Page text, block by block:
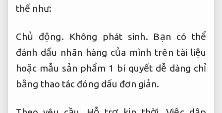
thế như:
Chủ động. Không phát sinh. Bạn có thể
đánh dấu nhãn hàng của mình trên tài liệu
hoặc mẫu sản phẩm 1 bí quyết dễ dàng chỉ
bằng thao tác đóng dấu đơn giản.